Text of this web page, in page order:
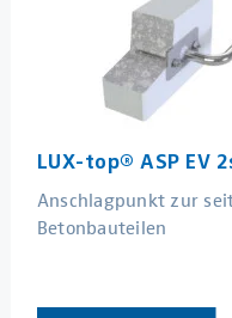
LUX-top® ASP EV
Anschlagpunkt zur
Betonbauteilen